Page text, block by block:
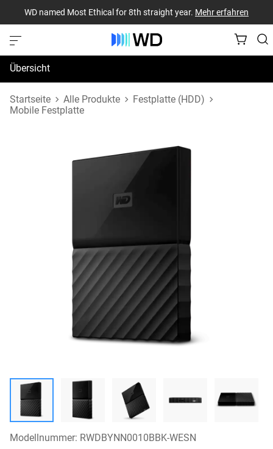
WD named Most Ethical for 8th straight year. Mehr erfahren
Übersicht
Technische Daten
Startseite Alle Produkte
Festplatte (HDD)
Mobile Festplatte
Modellnummer: RWDBYNN0010BBK-WESN